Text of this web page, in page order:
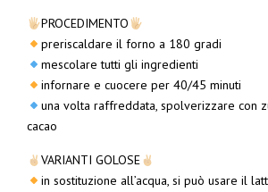
PROCEDIMENTO
preriscaldare il forno a 180 gradi
mescolare tutti gli ingredienti
infornare e cuocere per 40/45 minuti
una volta raffreddata, spolverizzare con
cacao
VARIANTI GOLOSE
in sostituzione all’acqua, si può usare il